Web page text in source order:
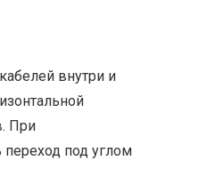
внутри и
При
под углом